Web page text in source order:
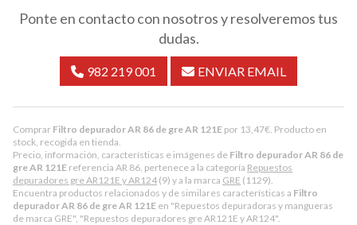
Comprar Filtro depurador AR 86 de gre AR 121E por 13,47€ . Producto en
stock, recogida en tienda.
Precio, información, características e imágenes de Filtro depurador AR 86 de
gre AR 121E referencia AR 86, pertenece a la categoría Repuestos
depuradores gre AR121E y AR124 (9) y a la marca GRE (1129).
Encuentra productos relacionados y de similares características a Filtro
depurador AR 86 de gre AR 121E en "Repuestos depuradoras y mangueras
de marca GRE", "Repuestos depuradores gre AR121E y AR124".
Ponte en contacto con nosotros y resolveremos tus
dudas.
982 219 001 ENVIAR EMAIL